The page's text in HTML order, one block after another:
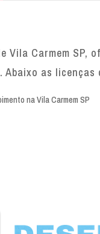
Carmem SP,
as licenças